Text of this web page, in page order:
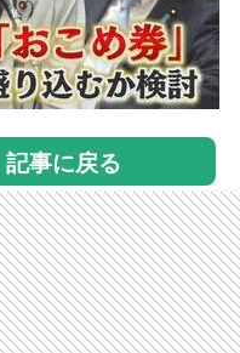
記事に戻る